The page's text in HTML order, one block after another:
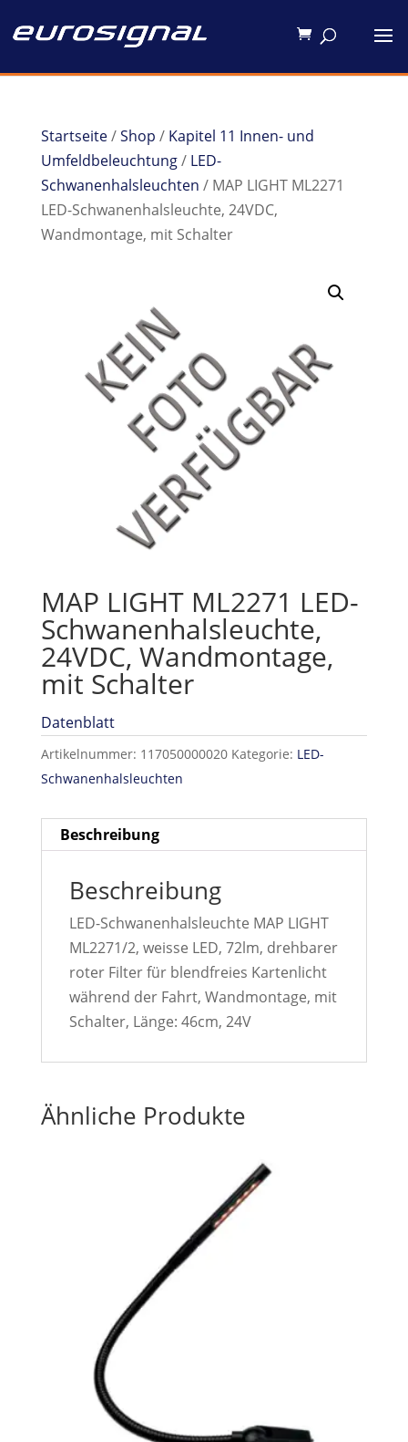
Startseite/Shop / Kapitel 11 Innen- und
Umfeldbeleuchtung/ LED-
Schwanenhalsleuchten / MAP LIGHT ML2271
LED-Schwanenhalsleuchte, 24VDC,
Wandmontage, mit Schalter
MAP LIGHT ML2271 LED-
Schwanenhalsleuchte,
24VDC, Wandmontage,
mit Schalter
Datenblatt
Artikelnummer: 117050000020 Kategorie: LED-
Schwanenhalsleuchten
Beschreibung
Beschreibung
LED-Schwanenhalsleuchte MAP LIGHT
ML2271/2, weisse LED, 72lm, drehbarer
roter Filter für blendfreies Kartenlicht
während der Fahrt, Wandmontage, mit
Schalter, Länge: 46cm, 24V
Ähnliche Produkte